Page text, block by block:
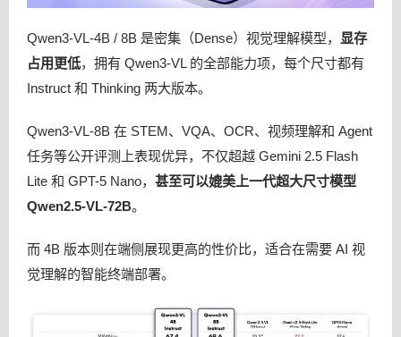
Qwen3-VL-4B / 8B 是密集（Dense）视觉理解模型，
显存
占用更低，拥有 Qwen3-VL 的全部能力项，每个尺寸都有
Instruct 和 Thinking 两大版本。
Qwen3-VL-8B 在 STEM、VQA、OCR、视频理解和 Agent
任务等公开评测上表现优异，不仅超越 Gemini 2.5 Flash
Lite 和 GPT-5 Nano， 甚至可以媲美上一代超大尺寸模型
Qwen2.5-VL-72B。
而 4B 版本则在端侧展现更高的性价比，适合在需要 AI 视
觉理解的智能终端部署。